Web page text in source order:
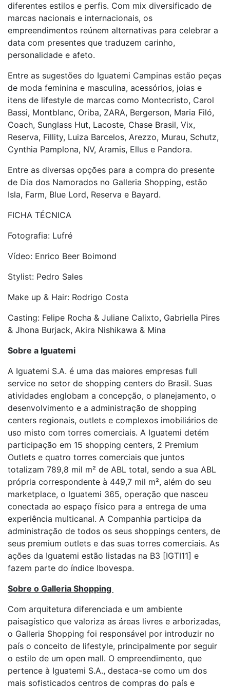
diferentes estilos e perfis. Com mix diversificado de
marcas nacionais e internacionais, os
empreendimentos reúnem alternativas para celebrar a
data com presentes que traduzem carinho,
personalidade e afeto.
Entre as sugestões do Iguatemi Campinas estão peças
de moda feminina e masculina, acessórios, joias e
itens de lifestyle de marcas como Montecristo, Carol
Bassi, Montblanc, Oriba, ZARA, Bergerson, Maria Filó,
Coach, Sunglass Hut, Lacoste, Chase Brasil, Vix,
Reserva, Fillity, Luiza Barcelos, Arezzo, Murau, Schutz,
Cynthia Pamplona, NV, Aramis, Ellus e Pandora.
Entre as diversas opções para a compra do presente
de Dia dos Namorados no Galleria Shopping, estão
Isla, Farm, Blue Lord, Reserva e Bayard.
FICHA TÉCNICA
Fotografia: Lufré
Vídeo: Enrico Beer Boimond
Stylist: Pedro Sales
Make up & Hair: Rodrigo Costa
Casting: Felipe Rocha & Juliane Calixto, Gabriella Pires
& Jhona Burjack, Akira Nishikawa & Mina
Sobre a Iguatemi
A Iguatemi S.A. é uma das maiores empresas full
service no setor de shopping centers do Brasil. Suas
atividades englobam a concepção, o planejamento, o
desenvolvimento e a administração de shopping
centers regionais, outlets e complexos imobiliários de
uso misto com torres comerciais. A Iguatemi detém
participação em 15 shopping centers, 2 Premium
Outlets e quatro torres comerciais que juntos
totalizam 789,8 mil m² de ABL total, sendo a sua ABL
própria correspondente à 449,7 mil m², além do seu
marketplace, o Iguatemi 365, operação que nasceu
conectada ao espaço físico para a entrega de uma
experiência multicanal. A Companhia participa da
administração de todos os seus shoppings centers, de
seus premium outlets e das suas torres comerciais. As
ações da Iguatemi estão listadas na B3 [IGTI11] e
fazem parte do índice Ibovespa.
Sobre o Galleria Shopping
Com arquitetura diferenciada e um ambiente
paisagístico que valoriza as áreas livres e arborizadas,
o Galleria Shopping foi responsável por introduzir no
país o conceito de lifestyle, principalmente por seguir
o estilo de um open mall. O empreendimento, que
pertence à Iguatemi S.A., destaca-se como um dos
mais sofisticados centros de compras do país e